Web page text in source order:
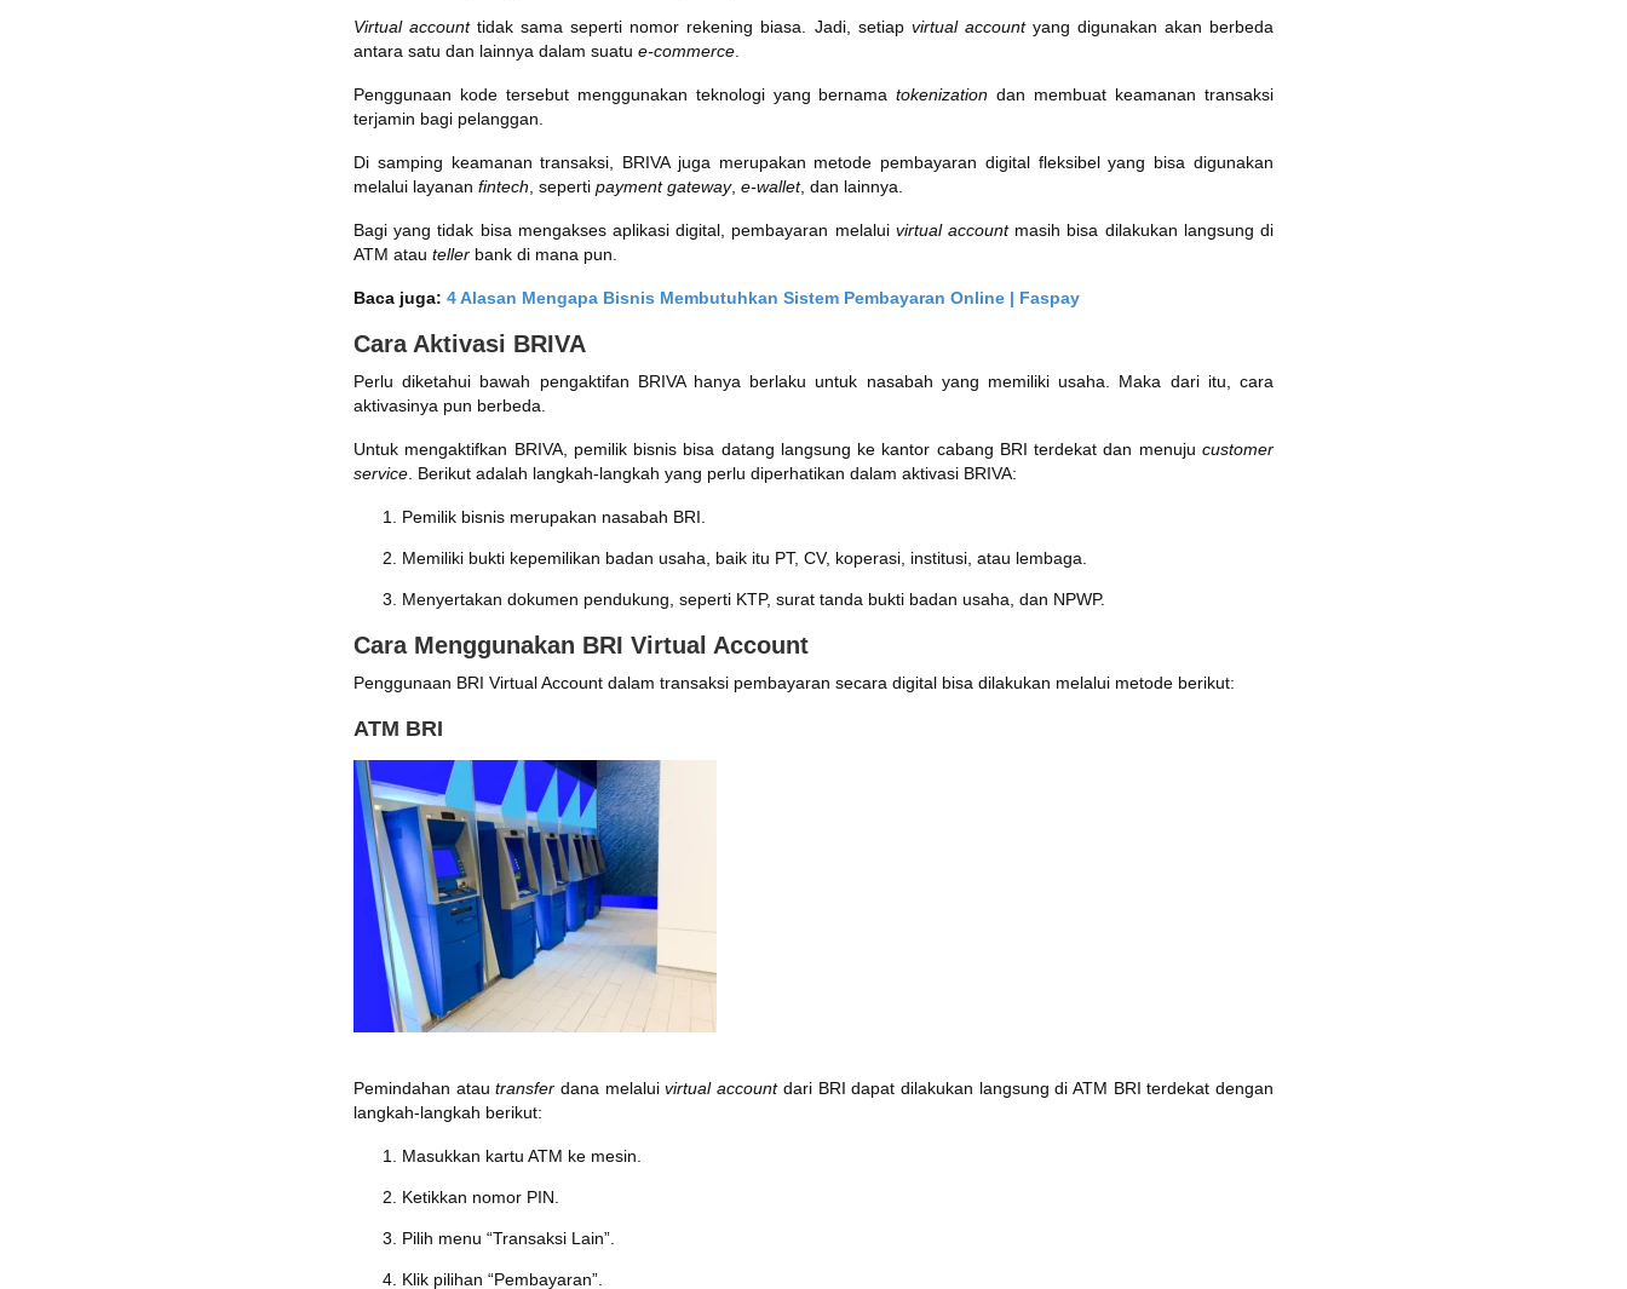
Virtual accounttidak sama seperti nomor rekening biasa. Jadi, setiap virtual accountyang digunakan akan berbeda
antara satu dan lainnya dalam suatu e-commerce
Penggunaan kode tersebut menggunakan teknologi yang bernamatokenization dan membuat keamanan transaksi
terjamin bagi pelanggan.
Di samping keamanan transaksi, BRIVA juga merupakan metode pembayaran digital fleksibel yang bisa digunakan
melalui layanan fintech , seperti payment gateway, e-wallet, dan lainnya.
Bagi yang tidak bisa mengakses aplikasi digital, pembayaran melalui virtual accountmasih bisa dilakukan langsung di
ATM atau teller bank di mana pun.
Baca juga: 4 Alasan Mengapa Bisnis Membutuhkan Sistem Pembayaran Online | Faspay
Cara Aktivasi BRIVA
Perlu diketahui bawah pengaktifan BRIVA hanya berlaku untuk nasabah yang memiliki usaha. Maka dari itu, cara
aktivasinya pun berbeda.
Untuk mengaktifkan BRIVA, pemilik bisnis bisa datang langsung ke kantor cabang BRI terdekat dan menuju customer
service . Berikut adalah langkah-langkah yang perlu diperhatikan dalam aktivasi BRIVA:
Pemilik bisnis merupakan nasabah BRI.
Memiliki bukti kepemilikan badan usaha, baik itu PT, CV, koperasi, institusi, atau lembaga.
Menyertakan dokumen pendukung, seperti KTP, surat tanda bukti badan usaha, dan NPWP.
Cara Menggunakan BRI Virtual Account
Penggunaan BRI Virtual Account dalam transaksi pembayaran secara digital bisa dilakukan melalui metode berikut:
ATM BRI
Pemindahan atautransfer dana melaluivirtual accountdari BRI dapat dilakukan langsung di ATM BRI terdekat dengan
langkah-langkah berikut:
Masukkan kartu ATM ke mesin.
Ketikkan nomor PIN.
Pilih menu “Transaksi Lain”.
Klik pilihan “Pembayaran”.